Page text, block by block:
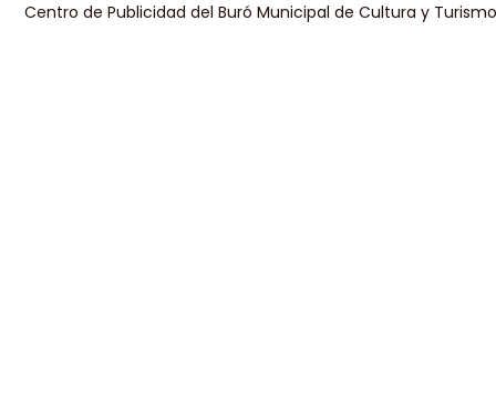
Centro de Publicidad del Buró Municipal de Cultura y